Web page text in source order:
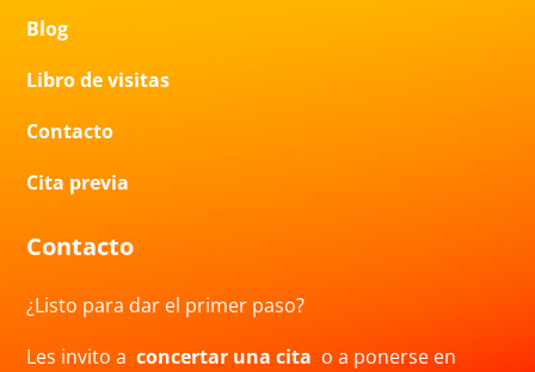
Blog
Libro de visitas
Contacto
Cita previa
Contacto
¿Listo para dar el primer paso?
Les invito aconcertar una cita o a ponerse en